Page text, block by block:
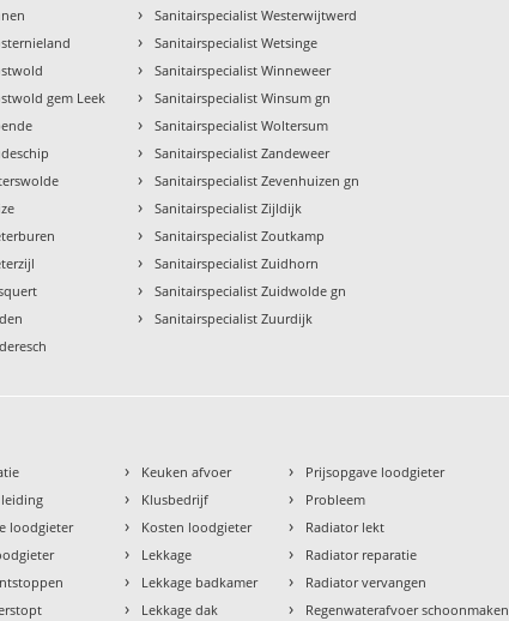
gem Leek
› Sanitairspecialist Westerwijtwerd
› Sanitairspecialist Wetsinge
› Sanitairspecialist Winneweer
› Sanitairspecialist Winsum gn
› Sanitairspecialist Woltersum
› Sanitairspecialist Zandeweer
› Sanitairspecialist Zevenhuizen gn
› Sanitairspecialist Zijldijk
› Sanitairspecialist Zoutkamp
› Sanitairspecialist Zuidhorn
› Sanitairspecialist Zuidwolde gn
› Sanitairspecialist Zuurdijk
loodgieter
› Keuken afvoer
› Klusbedrijf
› Kosten loodgieter
› Lekkage
› Lekkage badkamer
› Lekkage dak
› Prijsopgave loodgieter
› Probleem
› Radiator lekt
› Radiator reparatie
› Radiator vervangen
› Regenwaterafvoer schoonmaken